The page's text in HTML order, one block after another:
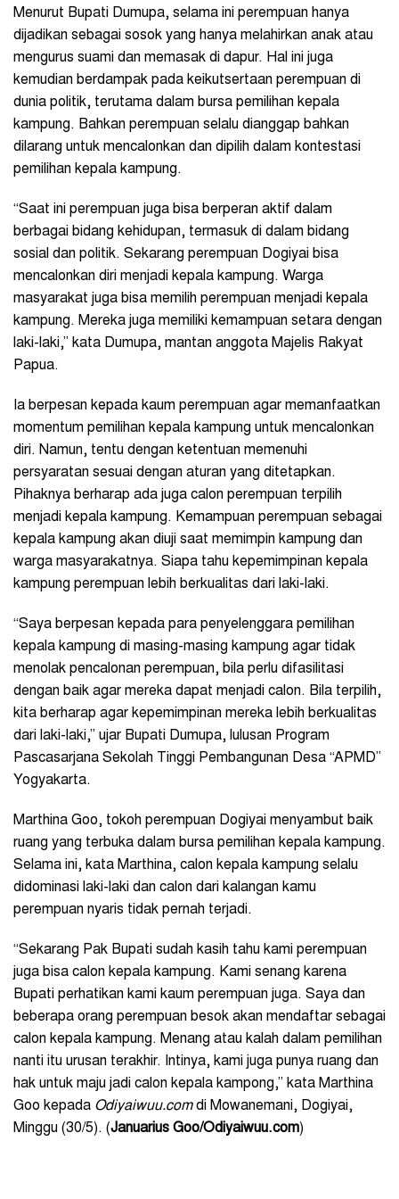
Menurut Bupati Dumupa, selama ini perempuan hanya
dijadikan sebagai sosok yang hanya melahirkan anak atau
mengurus suami dan memasak di dapur. Hal ini juga
kemudian berdampak pada keikutsertaan perempuan di
dunia politik, terutama dalam bursa pemilihan kepala
kampung. Bahkan perempuan selalu dianggap bahkan
dilarang untuk mencalonkan dan dipilih dalam kontestasi
pemilihan kepala kampung.
“Saat ini perempuan juga bisa berperan aktif dalam
berbagai bidang kehidupan, termasuk di dalam bidang
sosial dan politik. Sekarang perempuan Dogiyai bisa
mencalonkan diri menjadi kepala kampung. Warga
masyarakat juga bisa memilih perempuan menjadi kepala
kampung. Mereka juga memiliki kemampuan setara dengan
laki-laki,” kata Dumupa, mantan anggota Majelis Rakyat
Papua.
Ia berpesan kepada kaum perempuan agar memanfaatkan
momentum pemilihan kepala kampung untuk mencalonkan
diri. Namun, tentu dengan ketentuan memenuhi
persyaratan sesuai dengan aturan yang ditetapkan.
Pihaknya berharap ada juga calon perempuan terpilih
menjadi kepala kampung. Kemampuan perempuan sebagai
kepala kampung akan diuji saat memimpin kampung dan
warga masyarakatnya. Siapa tahu kepemimpinan kepala
kampung perempuan lebih berkualitas dari laki-laki.
“Saya berpesan kepada para penyelenggara pemilihan
kepala kampung di masing-masing kampung agar tidak
menolak pencalonan perempuan, bila perlu difasilitasi
dengan baik agar mereka dapat menjadi calon. Bila terpilih,
kita berharap agar kepemimpinan mereka lebih berkualitas
dari laki-laki,” ujar Bupati Dumupa, lulusan Program
Pascasarjana Sekolah Tinggi Pembangunan Desa “APMD”
Yogyakarta.
Marthina Goo, tokoh perempuan Dogiyai menyambut baik
ruang yang terbuka dalam bursa pemilihan kepala kampung.
Selama ini, kata Marthina, calon kepala kampung selalu
didominasi laki-laki dan calon dari kalangan kamu
perempuan nyaris tidak pernah terjadi.
“Sekarang Pak Bupati sudah kasih tahu kami perempuan
juga bisa calon kepala kampung. Kami senang karena
Bupati perhatikan kami kaum perempuan juga. Saya dan
beberapa orang perempuan besok akan mendaftar sebagai
calon kepala kampung. Menang atau kalah dalam pemilihan
nanti itu urusan terakhir. Intinya, kami juga punya ruang dan
hak untuk maju jadi calon kepala kampong,” kata Marthina
Goo kepada Odiyaiwuu.comdi Mowanemani, Dogiyai,
Minggu (30/5). (Januarius Goo/Odiyaiwuu.com)